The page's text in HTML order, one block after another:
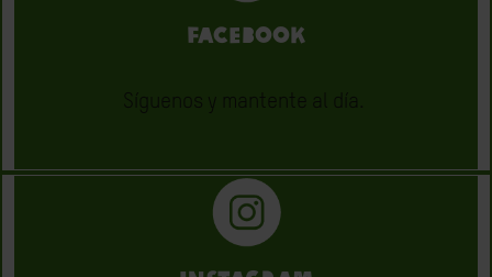
FACEBOOK
Síguenos y mantente al día.